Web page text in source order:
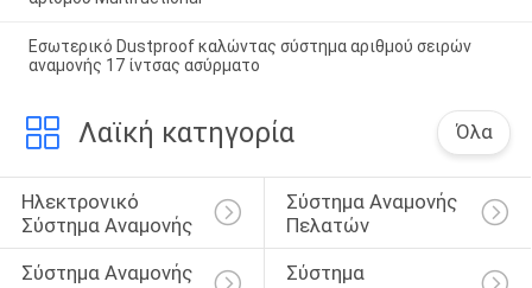
Εσωτερικό Dustproof καλώντας σύστημα αριθμού σειρών
αναμονής 17 ίντσας ασύρματο
Λαϊκή κατηγορία Όλα
Ηλεκτρονικό
Σύστημα Αναμονής
Σύστημα Αναμονής
Πελατών
Σύστημα Αναμονής
Σύστημα